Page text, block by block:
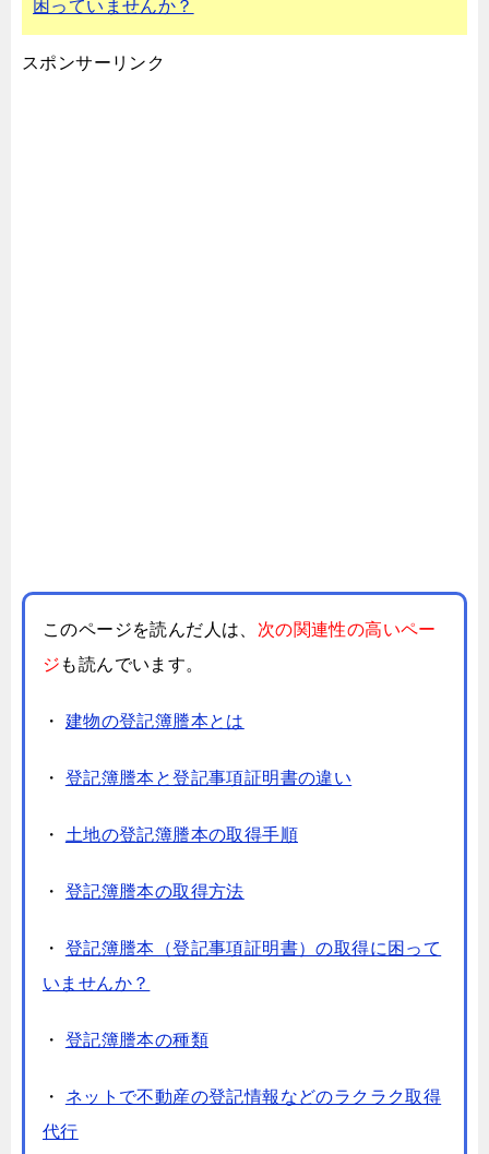
困っていませんか？
スポンサーリンク
このページを読んだ人は、 次の関連性の高いペー
ジ も読んでいます。
・ 建物の登記簿謄本とは
・ 登記簿謄本と登記事項証明書の違い
・ 土地の登記簿謄本の取得手順
・ 登記簿謄本の取得方法
・ 登記簿謄本（登記事項証明書）の取得に困って
いませんか？
・ 登記簿謄本の種類
・ ネットで不動産の登記情報などのラクラク取得
代行